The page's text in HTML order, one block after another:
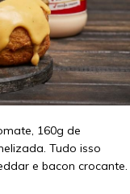
160g de
Tudo isso
e bacon crocante.